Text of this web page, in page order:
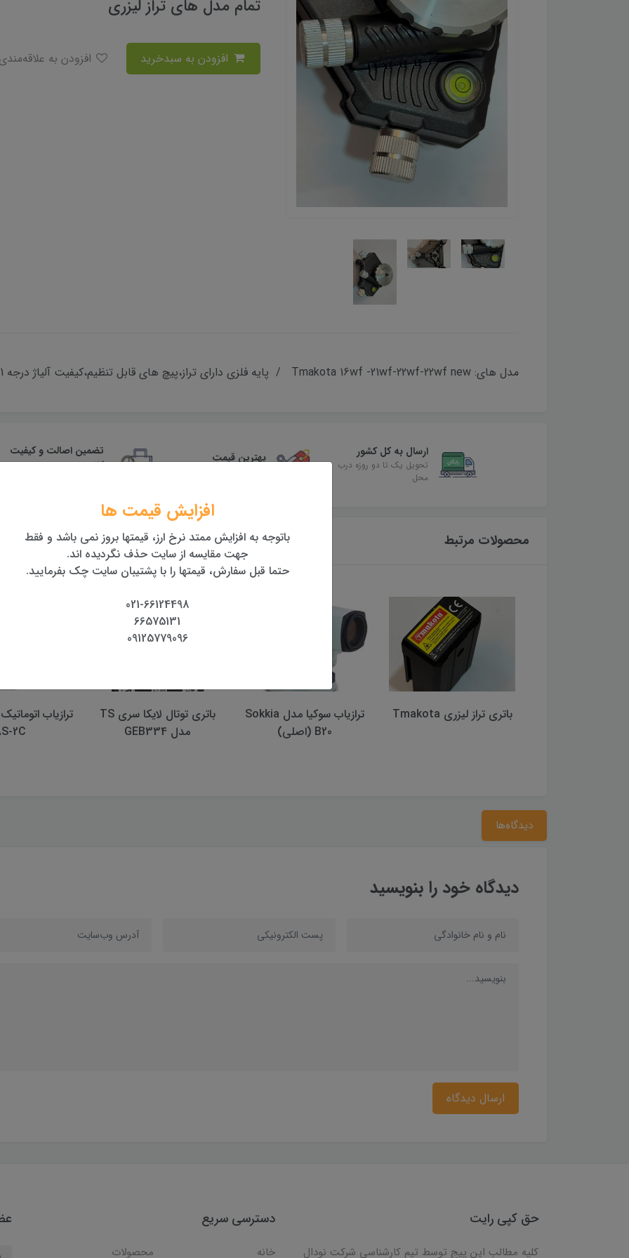
تمام مدل های تراز لیزری
مدل های: Tmakota 16wf -21wf-22wf-22wf new / پایه فلزی دارای تراز،پیچ های قابل تنظیم،کیفیت آلیاژ درجه 1،دارای پیچ حرکت جزئی
ارسال به کل کشور
تحویل یک تا دو روزه درب
محل
بهترین قیمت
تضمین اصالت و کیفیت
کالا
محصولات مرتبط
باتری تراز لیزری Tmakota
ترازیاب سوکیا مدل Sokkia
B20 (اصلی)
باتری توتال لايكا سری TS
مدل GEB334
ترازیاب
2C
دیدگاه‌ها
دیدگاه خود را بنویسید
ارسال دیدگاه
حق کپی رایت
کلیه مطالب این پیج توسط تیم کارشناسی شرکت نودال
دسترسی سریع
خانه محصولات
افزایش قیمت ها
باتوجه به افزایش ممتد نرخ ارز، قیمتها بروز نمی باشد و فقط
جهت مقایسه از سایت حذف نگردیده اند.
حتما قبل سفارش، قیمتها را با پشتیبان سایت چک بفرمایید.
021-66124498
66575131
09125779096